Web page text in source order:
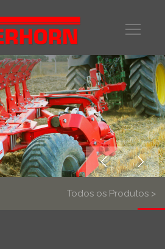
Todos os Produtos >